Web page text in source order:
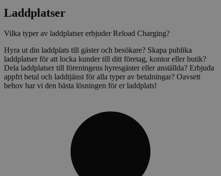
Laddplatser
Vilka typer av laddplatser erbjuder Reload Charging?
Hyra ut din laddplats till gäster och besökare? Skapa publika
laddplatser för att locka kunder till ditt företag, kontor eller butik?
Dela laddplatser till föreningens hyresgäster eller anställda? Erbjuda
appfri betal och laddtjänst för alla typer av betalningar? Oavsett
behov har vi den bästa lösningen för er laddplats!